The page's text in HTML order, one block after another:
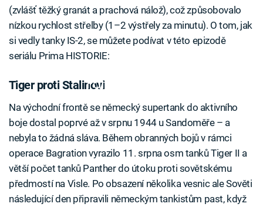
(zvlášť těžký granát a prachová nálož), což způsobovalo
nízkou rychlost střelby (1–2 výstřely za minutu). O tom, jak
si vedly tanky IS-2, se můžete podívat v této epizodě
seriálu Prima HISTORIE:
Failed to fetch
Tiger proti Stalinovi
Na východní frontě se německý supertank do aktivního
boje dostal poprvé až v srpnu 1944 u Sandoměře – a
nebyla to žádná sláva. Během obranných bojů v rámci
operace Bagration vyrazilo 11. srpna osm tanků Tiger II a
větší počet tanků Panther do útoku proti sovětskému
předmostí na Visle. Po obsazení několika vesnic ale Sověti
následující den připravili německým tankistům past, když